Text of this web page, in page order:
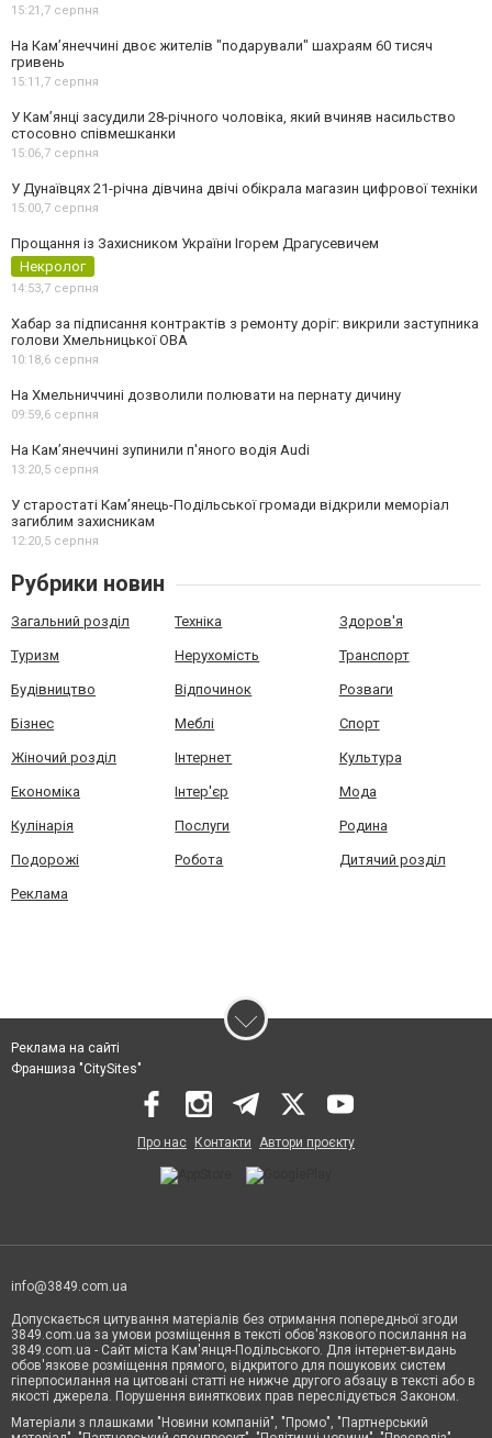
15:21, 7 серпня
На Камʼянеччині двоє жителів "подарували" шахраям 60 тисяч
гривень
15:11, 7 серпня
У Камʼянці засудили 28-річного чоловіка, який вчиняв насильство
стосовно співмешканки
15:06, 7 серпня
У Дунаївцях 21-річна дівчина двічі обікрала магазин цифрової техніки
15:00, 7 серпня
Прощання із Захисником України Ігорем Драгусевичем
Некролог
14:53, 7 серпня
Хабар за підписання контрактів з ремонту доріг: викрили заступника
голови Хмельницької ОВА
10:18, 6 серпня
На Хмельниччині дозволили полювати на пернату дичину
09:59, 6 серпня
На Камʼянеччині зупинили п'яного водія Audi
13:20, 5 серпня
У старостаті Кам’янець-Подільської громади відкрили меморіал
загиблим захисникам
12:20, 5 серпня
Рубрики новин
Загальний розділ Техніка Здоров'я
Туризм Нерухомість Транспорт
Будівництво Відпочинок Розваги
Бізнес Меблі Спорт
Жіночий розділ Інтернет Культура
Економіка Інтер'єр Мода
Кулінарія Послуги Родина
Подорожі Робота Дитячий розділ
Реклама
Реклама на сайті
Франшиза "CitySites"
Про нас Контакти Автори проєкту
info@3849.com.ua
Допускається цитування матеріалів без отримання попередньої згоди
3849.com.ua за умови розміщення в тексті обов'язкового посилання на
3849.com.ua - Сайт міста Кам'янця-Подільського. Для інтернет-видань
обов'язкове розміщення прямого, відкритого для пошукових систем
гіперпосилання на цитовані статті не нижче другого абзацу в тексті або в
якості джерела. Порушення виняткових прав переслідується Законом.
Матеріали з плашками "Новини компаній", "Промо", "Партнерський